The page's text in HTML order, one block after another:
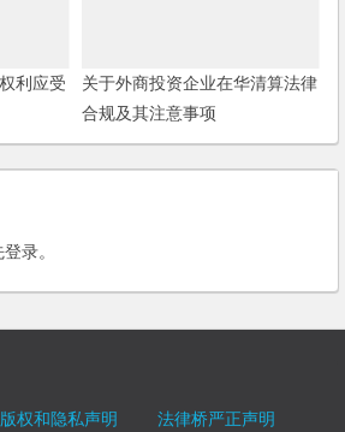
利应受
关于外商投资企业在华清算法律
合规及其注意事项
登录。
版权和隐私声明
法律桥严正声明